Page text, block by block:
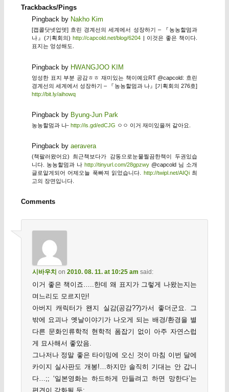
Trackbacks/Pings
Pingback by Nakho Kim
[캡콜닷넷업뎃] 흐린 경계선의 세계에서 성장하기 – 『농농할멈과
나』(기획회의) http://capcold.net/blog/6204 | 이것은 좋은 책이다.
표지는 엉성해도.
Pingback by HWANGJOO KIM
엉성한 표지 부분 공감ㅎㅎ 재미있는 책이예요RT @capcold: 흐린
경계선의 세계에서 성장하기 – 『농농할멈과 나』[기획회의 276호]
http://bit.ly/aihowq
Pingback by Byung-Jun Park
농농할멈과 나- http://is.gd/edCJG ㅇㅇ 이거 재미있을꺼 같아요.
Pingback by aeravera
(책팔러왔어요) 최근책보다가 감동으로눈물찔끔한책이 두권있습
니다. 농농할멈과 나 http://tinyurl.com/28gpzwy @capcold 님 소개
글로알게되어 어제오늘 푹빠져 읽었습니다. http://twipl.net/AIQi최
고의 장면입니다.
Comments
시바우치 on 2010. 08. 11. at 10:25 am said:
이거 좋은 책이죠…..한데 왜 표지가 그렇게 나왔는지는
며느리도 모르지만!
아버지 캐릭터가 왠지 실감(공감??)가서 좋더군요. 그
밖에 요괴나 옛날이야기가 나오게 되는 배경/환경을 별
다른 문화인류학적 현학적 폼잡기 없이 아주 자연스럽
게 묘사해서 좋았음.
그나저나 정말 좋은 타이밍에 오신 것이 마침 이번 달에
카이지 실사판도 개봉!…하지만 솔직히 기대는 안 갑니
다…;; ‘일본영화는 하드하게 만들려고 하면 망한다’는
편견이 강화될 듯;